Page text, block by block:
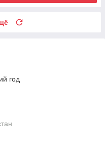
год